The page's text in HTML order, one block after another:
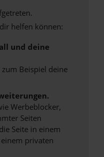
helfen können:
und deine
Beispiel deine
Werbeblocker,
Seiten
Seite in einem
privaten